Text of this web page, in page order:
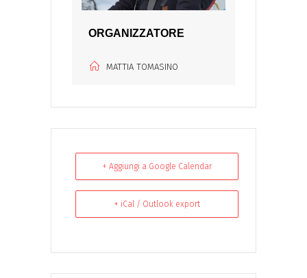
ORGANIZZATORE
MATTIA TOMASINO
+ Aggiungi a Google Calendar
+ iCal / Outlook export